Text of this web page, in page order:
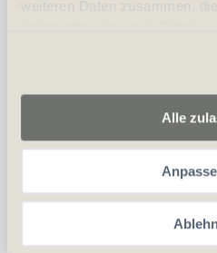
weiteren Daten zusammen,
Alle
SMITH & WESSON M300